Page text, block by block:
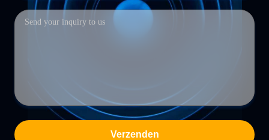
Verzenden